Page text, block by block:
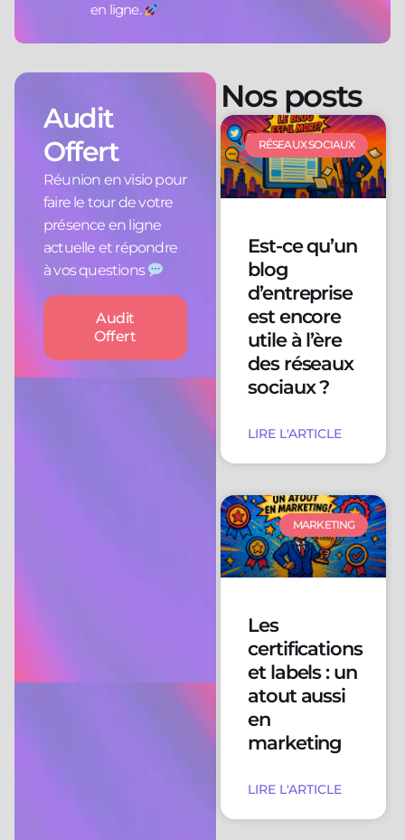
en ligne.
Audit
Offert
Réunion en visio pour
faire le tour de votre
présence en ligne
actuelle et répondre
à vos questions
Audit
Offert
Nos posts
RÉSEAUX SOCIAUX
Est-ce qu’un
blog
d’entreprise
est encore
utile à l’ère
des réseaux
sociaux ?
LIRE L'ARTICLE
MARKETING
Les
certifications
et labels : un
atout aussi
en
marketing
LIRE L'ARTICLE